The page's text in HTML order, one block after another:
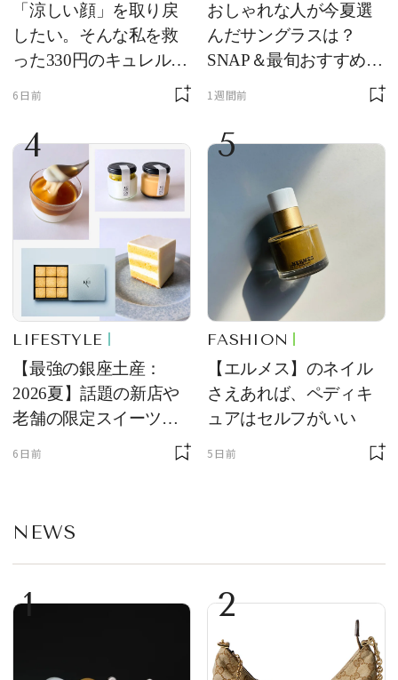
「涼しい顔」を取り戻
したい。そんな私を救
った330円のキュレル名
6日前
おしゃれな人が今夏選
んだサングラスは？
SNAP＆最旬おすすめサ
1週間前
4
LIFESTYLE
【最強の銀座土産：
2026夏】話題の新店や
老舗の限定スイーツを
ゲット【＃SPURおやつ
6日前
5
FASHION
【エルメス】のネイル
さえあれば、ペディキ
ュアはセルフがいい
5日前
NEWS
1 2